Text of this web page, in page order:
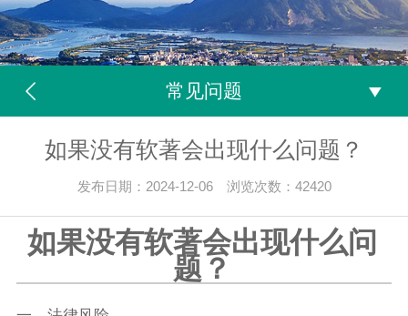
常见问题
如果没有软著会出现什么问题？
发布日期：2024-12-06 浏览次数：42420
如果没有软著会出现什么问
题？